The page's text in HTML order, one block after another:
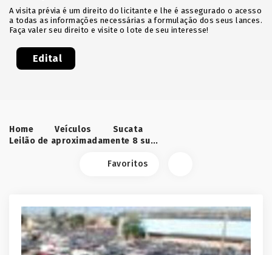
A visita prévia é um direito do licitante e lhe é assegurado o acesso
a todas as informações necessárias a formulação dos seus lances.
Faça valer seu direito e visite o lote de seu interesse!
Edital
Home Veículos Sucata
Leilão de aproximadamente 8 sucatas de veículos apreendidos - Depósito Andaraí/RJ
Favoritos